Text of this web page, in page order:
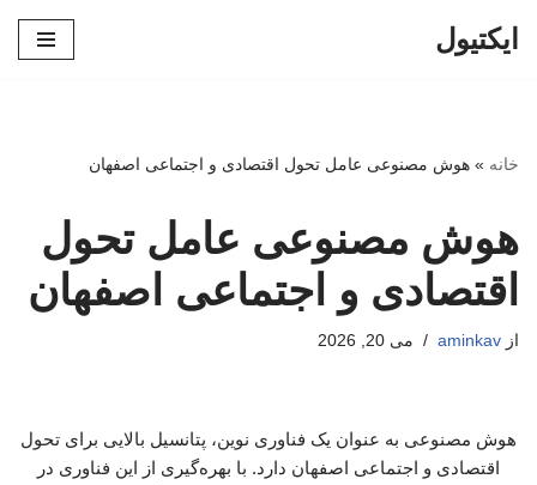
ایکتیول
خانه » هوش مصنوعی عامل تحول اقتصادی و اجتماعی اصفهان
هوش مصنوعی عامل تحول
اقتصادی و اجتماعی اصفهان
از aminkav می 20, 2026
هوش مصنوعی به عنوان یک فناوری نوین، پتانسیل بالایی برای تحول
اقتصادی و اجتماعی اصفهان دارد. با بهره‌گیری از این فناوری در